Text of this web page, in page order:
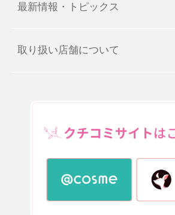
最新情報・トピックス
取り扱い店舗について